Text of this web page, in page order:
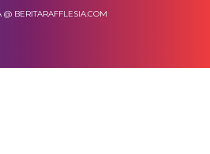
@ BERITARAFFLESIA.COM